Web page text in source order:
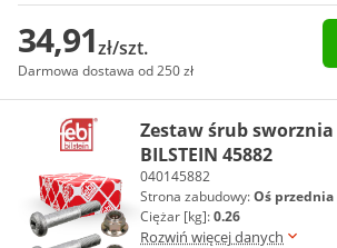
34,91zł/szt.
Darmowa dostawa od 250 zł
Zestaw śrub sworznia
BILSTEIN 45882
040145882
Strona zabudowy:Oś
Ciężar [kg]:0.26
Rozwiń więcej danych